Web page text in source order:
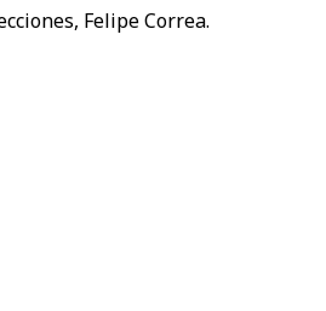
Felipe Correa.